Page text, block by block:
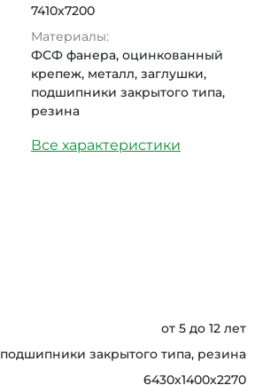
7410x7200
Материалы:
ФСФ фанера, оцинкованный
крепеж, металл, заглушки,
подшипники закрытого типа,
резина
Все характеристики
от 5 до 12 лет
закрытого типа, резина
6430х1400х2270